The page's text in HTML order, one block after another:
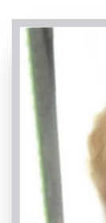
PASSATE:
2°
Dronero,
Andrea e
17/09/2022